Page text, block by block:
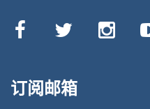
订阅邮箱